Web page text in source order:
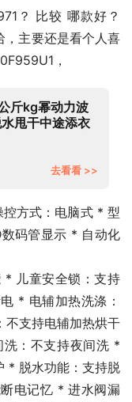
？ 比较 哪款好？
，主要还是看个人喜
，
斤kg幂动力波
甩干中途添衣
去看看 >>
方式：电脑式 * 型
码管显示 * 自动化
* 儿童安全锁：支持
* 电辅加热洗涤：
不支持电辅加热烘干
：不支持夜间洗 *
* 脱水功能：支持脱
电记忆 * 进水阀漏